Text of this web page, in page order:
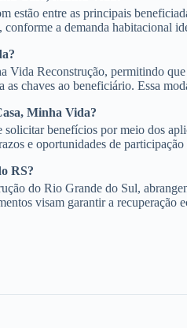
entre as principais
a demanda habitacional
Reconstrução, permitindo
chaves ao beneficiário. Essa
Minha Vida?
solicitar benefícios por meio dos
e oportunidades de
RS?
do Rio Grande do Sul,
visam garantir a